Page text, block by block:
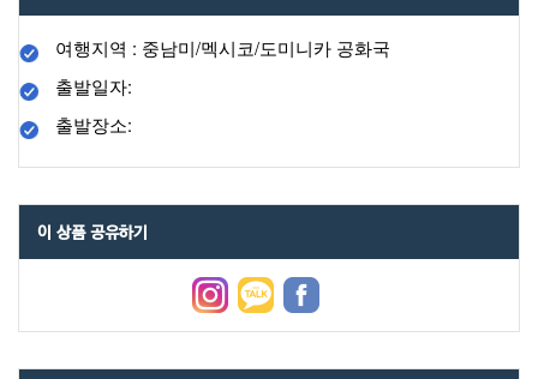
여행지역 : 중남미/멕시코/도미니카 공화국
출발일자:
출발장소:
이 상품 공유하기